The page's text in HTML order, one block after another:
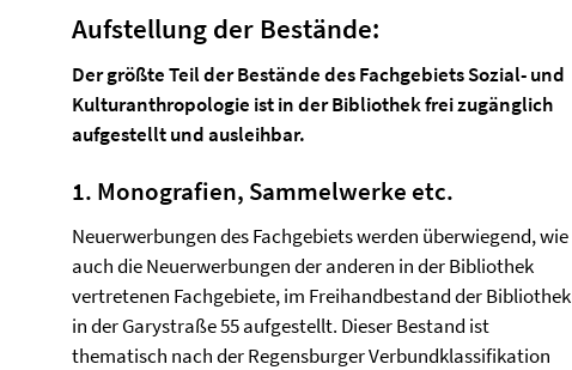
Aufstellung der Bestände:
Der größte Teil der Bestände des Fachgebiets Sozial- und
Kulturanthropologie ist in der Bibliothek frei zugänglich
aufgestellt und ausleihbar.
1. Monografien, Sammelwerke etc.
Neuerwerbungen des Fachgebiets werden überwiegend, wie
auch die Neuerwerbungen der anderen in der Bibliothek
vertretenen Fachgebiete, im Freihandbestand der Bibliothek
in der Garystraße 55 aufgestellt. Dieser Bestand ist
thematisch nach der Regensburger Verbundklassifikation